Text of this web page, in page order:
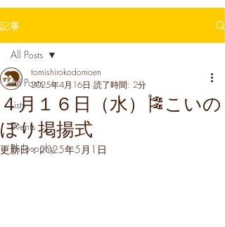
記事
All Posts
Lists
Events
Philosophy
All Posts
４月１６日（水）🎏こいの
ぼり掲揚式
tomishirokodomoen
2025年4月16日 読了時間: 2分
更新日：2025年5月1日